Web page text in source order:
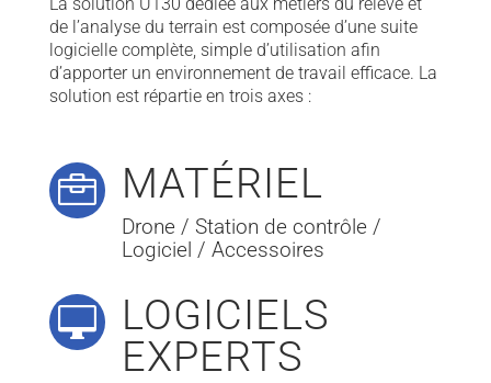
La solution U130 dédiée aux métiers du relevé et
de l’analyse du terrain est composée d’une suite
logicielle complète, simple d’utilisation afin
d’apporter un environnement de travail efficace. La
solution est répartie en trois axes :
 MATÉRIEL
Drone / Station de contrôle /
Logiciel / Accessoires

LOGICIELS
EXPERTS